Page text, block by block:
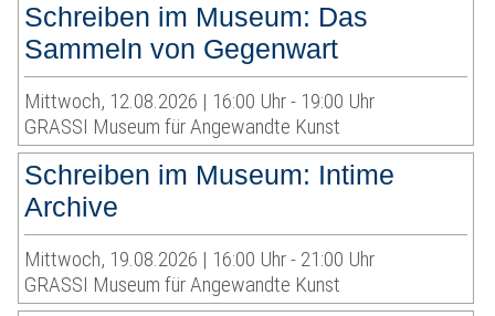
Schreiben im Museum: Das
Sammeln von Gegenwart
Mittwoch, 12.08.2026 | 16:00 Uhr - 19:00 Uhr
GRASSI Museum für Angewandte Kunst
Schreiben im Museum: Intime
Archive
Mittwoch, 19.08.2026 | 16:00 Uhr - 21:00 Uhr
GRASSI Museum für Angewandte Kunst